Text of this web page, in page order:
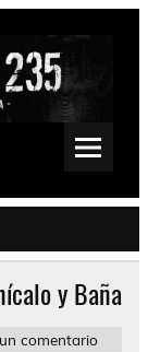
Space, Drone
y Baña
comentario